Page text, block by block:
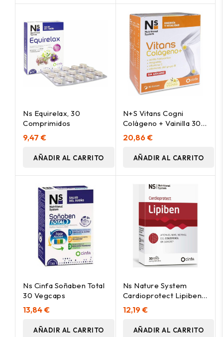
Ns Equirelax, 30
Comprimidos
9,47 €
AÑADIR AL CARRITO
N+S Vitans Cogni
Colágeno + Vainilla 30
Sobres
20,86 €
AÑADIR AL CARRITO
Ns Cinfa Soñaben Total
30 Vegcaps
13,84 €
AÑADIR AL CARRITO
Ns Nature System
Cardioprotect Lipiben
30Caps
12,19 €
AÑADIR AL CARRITO